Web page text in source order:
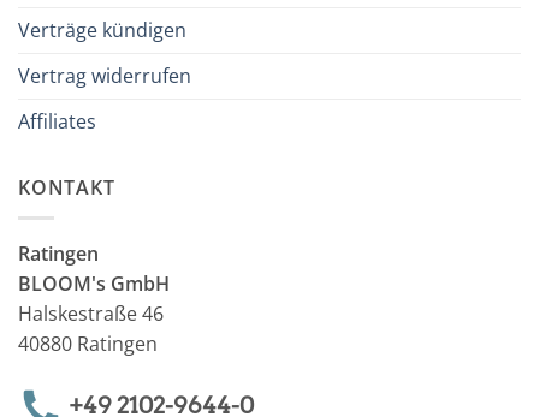
Verträge kündigen
Vertrag widerrufen
Affiliates
KONTAKT
Ratingen
BLOOM's GmbH
Halskestraße 46
40880 Ratingen
+49 2102-9644-0